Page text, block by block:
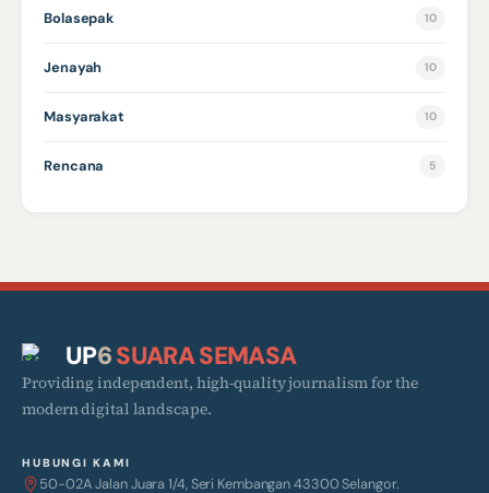
Bolasepak 10
Jenayah 10
Masyarakat 10
Rencana 5
UP6SUARA SEMASA
Providing independent, high-quality journalism for the
modern digital landscape.
HUBUNGI KAMI
50-02A Jalan Juara 1/4, Seri Kembangan 43300 Selangor.